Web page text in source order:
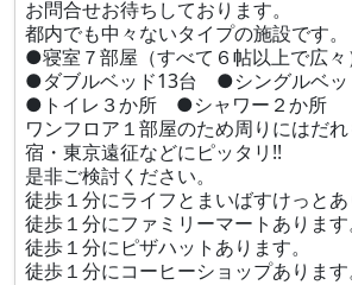
お問合せお待ちしております。
都内でも中々ないタイプの施設です。
●寝室７部屋（すべて６帖以上で広々
●ダブルベッド13台 ●シングルベッ
●トイレ３か所 ●シャワー２か所
ワンフロア１部屋のため周りにはだ
宿・東京遠征などにピッタリ!!
是非ご検討ください。
徒歩１分にライフとまいばすけっとあ
徒歩１分にファミリーマートあります
徒歩１分にピザハットあります。
徒歩１分にコーヒーショップあります